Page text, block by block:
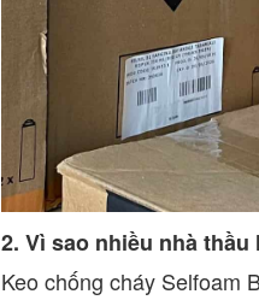
2. Vì sao nhiều nhà
Keo chống cháy Selfoam